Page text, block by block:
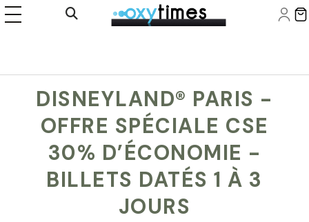
Ouvrir la recherche
DISNEYLAND® PARIS -
OFFRE SPÉCIALE CSE
30% D’ÉCONOMIE -
BILLETS DATÉS 1 À 3
JOURS
Panneau de gestion des cookies